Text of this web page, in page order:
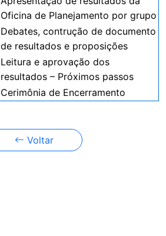
Oficina de Planejamento por grupo
Debates, contrução de documento
de resultados e proposições
Leitura e aprovação dos
resultados – Próximos passos
Cerimônia de Encerramento
Voltar